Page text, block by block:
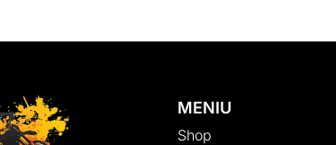
MENIU
Shop